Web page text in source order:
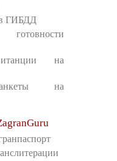
ГИБДД
на
на